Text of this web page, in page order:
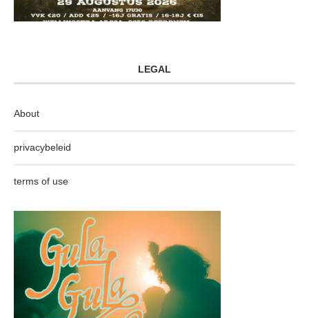
LEGAL
About
privacybeleid
terms of use